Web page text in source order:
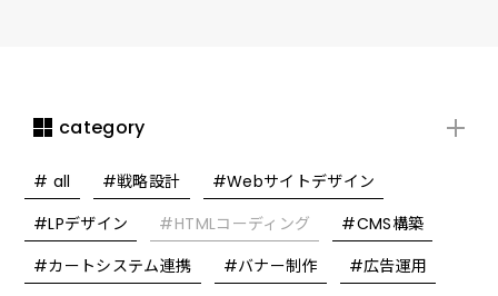
category
# all #戦略設計
#Webサイトデザイン
#LPデザイン
#HTMLコーディング
#CMS構築
#カートシステム連携
#バナー制作
#広告運用